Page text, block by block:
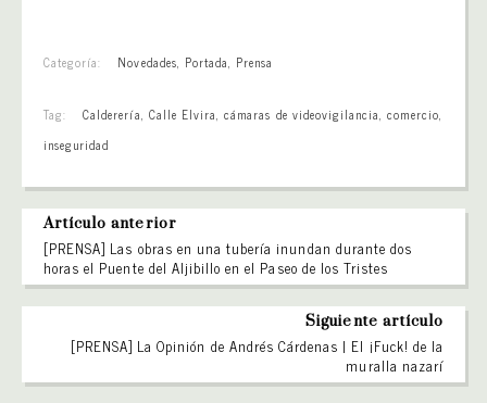
Categoría: Novedades, Portada, Prensa
Tag: Calderería, Calle Elvira,cámaras de videovigilancia,comercio,
inseguridad
Artículo anterior
[PRENSA] Las obras en una tubería inundan durante dos
horas el Puente del Aljibillo en el Paseo de los Tristes
Siguiente artículo
[PRENSA] La Opinión de Andrés Cárdenas | El ¡Fuck! de la
muralla nazarí